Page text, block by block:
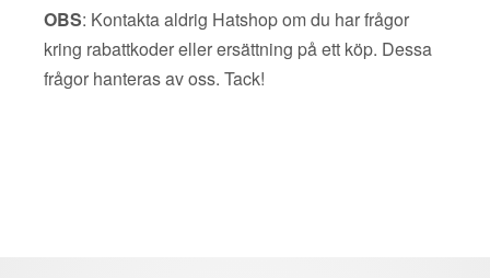
OBS: Kontakta aldrig Hatshop om du har frågor
kring rabattkoder eller ersättning på ett köp. Dessa
frågor hanteras av oss. Tack!